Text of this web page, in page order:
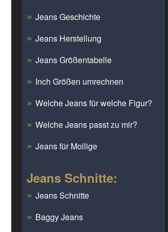
Jeans Geschichte
Jeans Herstellung
Jeans Größentabelle
Inch Größen umrechnen
Welche Jeans für welche Figur?
Welche Jeans passt zu mir?
Jeans für Mollige
Jeans Schnitte:
Jeans Schnitte
Baggy Jeans